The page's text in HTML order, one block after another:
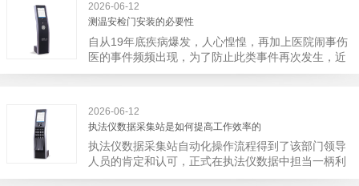
2026-06-12
测温安检门安装的必要性
自从19年底疾病爆发，人心惶惶，再加上医院闹事伤
医的事件频频出现，为了防止此类事件再次发生，近
日，广西南宁市卫建委发出通知，要求当地市属各三
大体只有两个，其一，安装安检门是否会激化矛盾。
其二，安装安检门可以防范于未然。1月6号当天，南
宁市第二医院刚试行安检的首日，检查出10多把各类
刀具和一把管制类刀具。近来伤医事件屡屡发生，安
装安检门可以缓解医生安全感不足的问题，同时安检
2026-06-12
执法仪数据采集站是如何提高工作效率的
执法仪数据采集站自动化操作流程得到了该部门领导
人员的肯定和认可，正式在执法仪数据中担当一柄利
剑。 执法仪数据采集站对于执法仪数据资料的管理